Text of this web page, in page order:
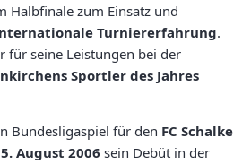
Halbfinale zum Einsatz und
Turniererfahrung.
für seine Leistungen bei der
Sportler des Jahres
Bundesligaspiel für den FC Schalke
August 2006 sein Debüt in der